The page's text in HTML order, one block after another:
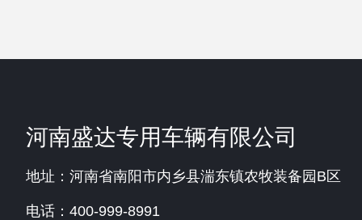
河南盛达专用车辆有限公司
地址：河南省南阳市内乡县湍东镇农牧装备园B区
电话：400-999-8991